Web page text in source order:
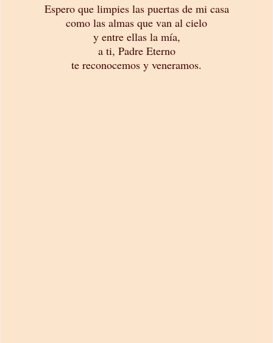
Espero que limpies las puertas de mi casa
como las almas que van al cielo
y entre ellas la mía,
a ti, Padre Eterno
te reconocemos y veneramos.